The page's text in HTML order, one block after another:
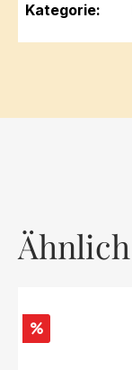
Kategorie:
Ähnlich
Rabatt
%